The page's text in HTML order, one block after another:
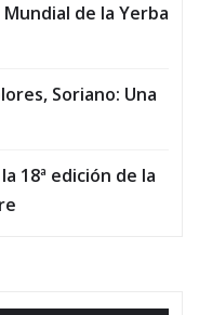
de la Yerba
Soriano: Una
18ª edición de la